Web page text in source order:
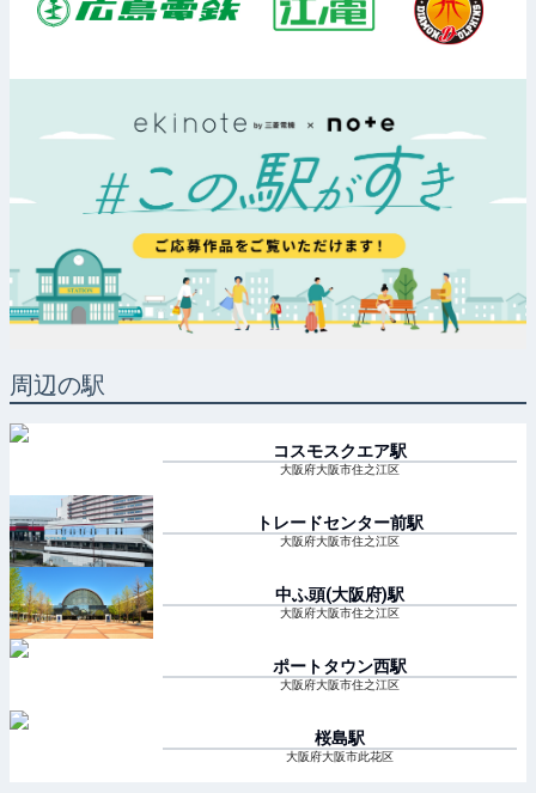
周辺の駅
コスモスクエア駅
大阪府大阪市住之江区
トレードセンター前駅
大阪府大阪市住之江区
中ふ頭(大阪府)駅
大阪府大阪市住之江区
ポートタウン西駅
大阪府大阪市住之江区
桜島駅
大阪府大阪市此花区